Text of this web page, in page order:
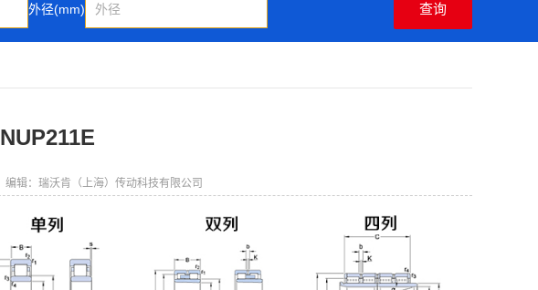
外径(mm)
NUP211E
编辑：瑞沃肯（上海）传动科技有限公司